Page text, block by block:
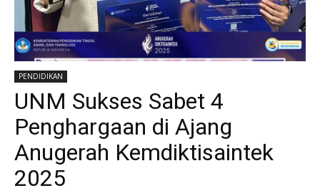
PENDIDIKAN
UNM Sukses Sabet 4
Penghargaan di Ajang
Anugerah Kemdiktisaintek
2025